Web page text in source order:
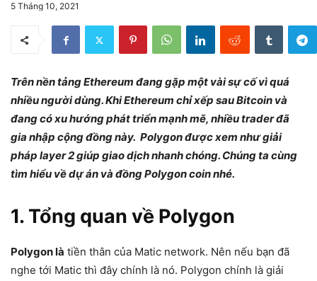
5 Tháng 10, 2021
Trên nền tảng Ethereum đang gặp một vài sự cố vì quá
nhiều người dùng. Khi Ethereum chỉ xếp sau Bitcoin và
đang có xu hướng phát triển mạnh mẽ, nhiều trader đã
gia nhập cộng đồng này. Polygon được xem như giải
pháp layer 2 giúp giao dịch nhanh chóng. Chúng ta cùng
tìm hiểu về dự án và đồng Polygon coin nhé.
1. Tổng quan về Polygon
Polygon là tiền thân của Matic network. Nên nếu bạn đã
nghe tới Matic thì đây chính là nó. Polygon chính là giải